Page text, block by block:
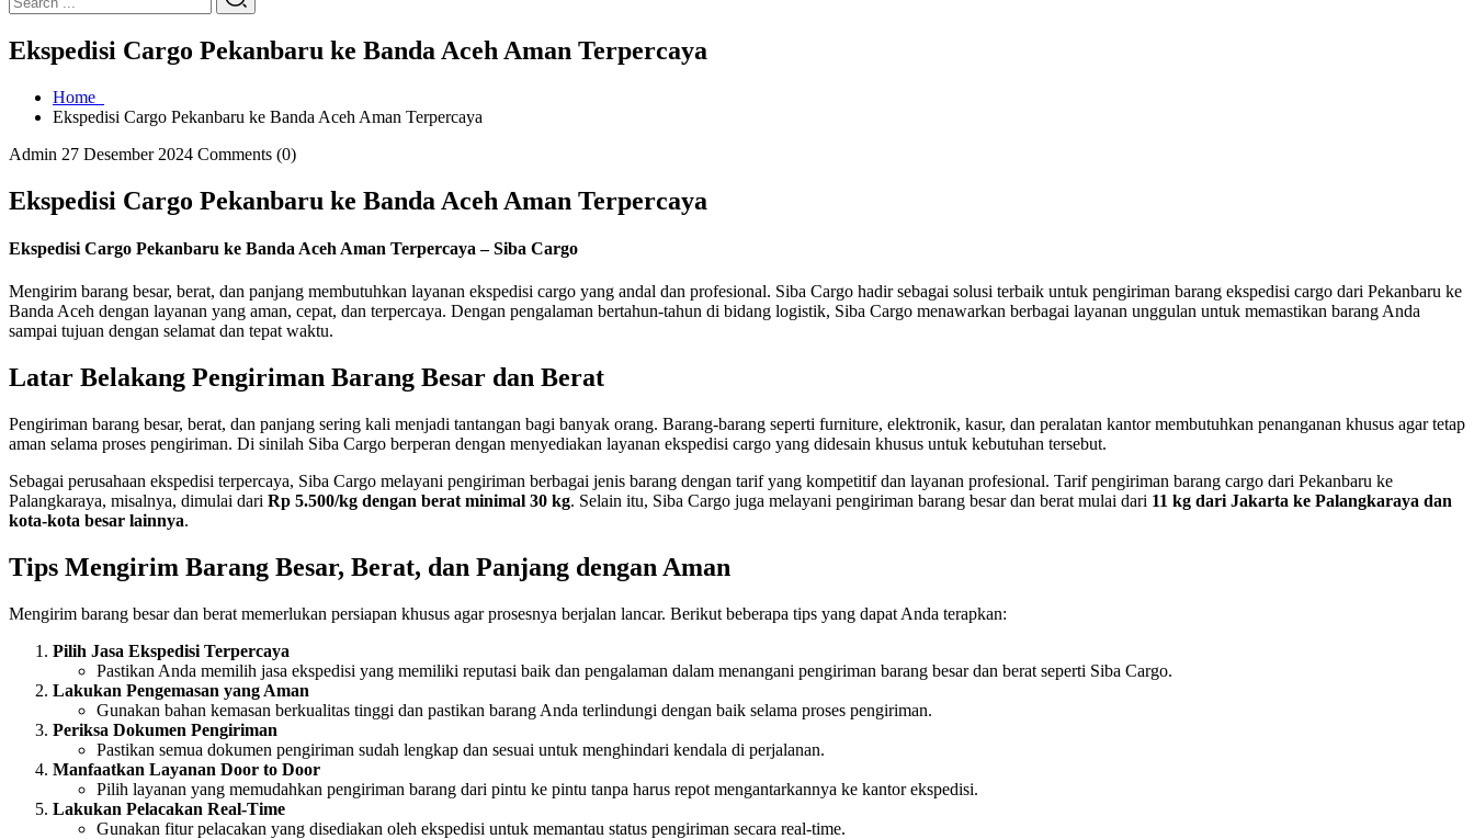
Ekspedisi Cargo Pekanbaru ke Banda Aceh Aman Terpercaya
Home
Ekspedisi Cargo Pekanbaru ke Banda Aceh Aman Terpercaya
Admin 27 Desember 2024 Comments (0)
Ekspedisi Cargo Pekanbaru ke Banda Aceh Aman Terpercaya
Ekspedisi Cargo Pekanbaru ke Banda Aceh Aman Terpercaya – Siba Cargo
Mengirim barang besar, berat, dan panjang membutuhkan layanan ekspedisi cargo yang andal dan profesional. Siba Cargo hadir sebagai solusi terbaik untuk pengiriman barang ekspedisi cargo dari Pekanbaru ke
Banda Aceh dengan layanan yang aman, cepat, dan terpercaya. Dengan pengalaman bertahun-tahun di bidang logistik, Siba Cargo menawarkan berbagai layanan unggulan untuk memastikan barang Anda
sampai tujuan dengan selamat dan tepat waktu.
Latar Belakang Pengiriman Barang Besar dan Berat
Pengiriman barang besar, berat, dan panjang sering kali menjadi tantangan bagi banyak orang. Barang-barang seperti furniture, elektronik, kasur, dan peralatan kantor membutuhkan penanganan khusus agar tetap
aman selama proses pengiriman. Di sinilah Siba Cargo berperan dengan menyediakan layanan ekspedisi cargo yang didesain khusus untuk kebutuhan tersebut.
Sebagai perusahaan ekspedisi terpercaya, Siba Cargo melayani pengiriman berbagai jenis barang dengan tarif yang kompetitif dan layanan profesional. Tarif pengiriman barang cargo dari Pekanbaru ke
Palangkaraya, misalnya, dimulai dari Rp 5.500/kg dengan berat minimal 30 kg. Selain itu, Siba Cargo juga melayani pengiriman barang besar dan berat mulai dari 11 kg dari Jakarta ke Palangkaraya dan
kota-kota besar lainnya.
Tips Mengirim Barang Besar, Berat, dan Panjang dengan Aman
Mengirim barang besar dan berat memerlukan persiapan khusus agar prosesnya berjalan lancar. Berikut beberapa tips yang dapat Anda terapkan:
Pilih Jasa Ekspedisi Terpercaya
Pastikan Anda memilih jasa ekspedisi yang memiliki reputasi baik dan pengalaman dalam menangani pengiriman barang besar dan berat seperti Siba Cargo.
Lakukan Pengemasan yang Aman
Gunakan bahan kemasan berkualitas tinggi dan pastikan barang Anda terlindungi dengan baik selama proses pengiriman.
Periksa Dokumen Pengiriman
Pastikan semua dokumen pengiriman sudah lengkap dan sesuai untuk menghindari kendala di perjalanan.
Manfaatkan Layanan Door to Door
Pilih layanan yang memudahkan pengiriman barang dari pintu ke pintu tanpa harus repot mengantarkannya ke kantor ekspedisi.
Lakukan Pelacakan Real-Time
Gunakan fitur pelacakan yang disediakan oleh ekspedisi untuk memantau status pengiriman secara real-time.